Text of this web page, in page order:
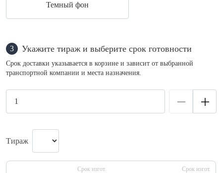
Темный фон
3 Укажите тираж и выберите срок готовности
Срок доставки указывается в корзине и зависит от выбранной
транспортной компании и места назначения.
Тираж
Срок изгот. Срок изгот.